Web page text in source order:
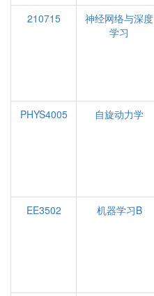
210715
神经网络与深度
学习
PHYS4005
自旋动力学
EE3502
机器学习B